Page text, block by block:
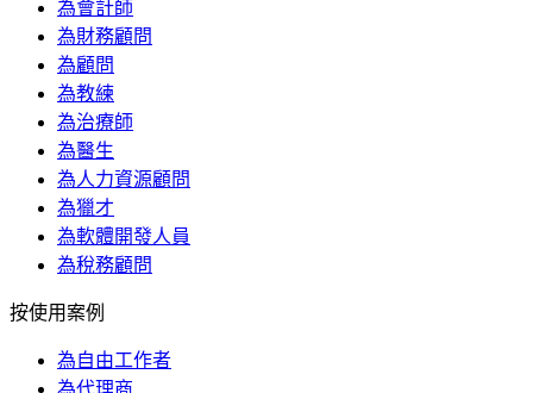
為會計師
為財務顧問
為顧問
為教練
為治療師
為醫生
為人力資源顧問
為獵才
為軟體開發人員
為稅務顧問
按使用案例
為自由工作者